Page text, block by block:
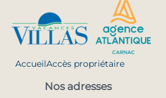
AccueilAccès propriétaire
Nos adresses